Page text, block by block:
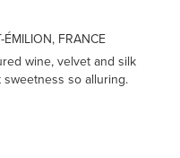
ÉMILION, FRANCE
wine, velvet and silk
so alluring.